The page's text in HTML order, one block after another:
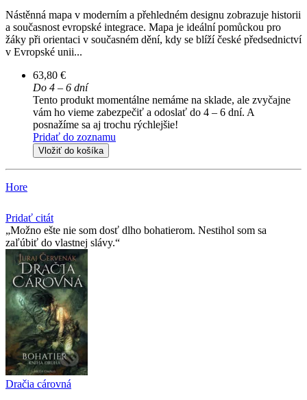
Nástěnná mapa v moderním a přehledném designu zobrazuje historii
a současnost evropské integrace. Mapa je ideální pomůckou pro
žáky při orientaci v současném dění, kdy se blíží české předsednictví
v Evropské unii...
63,80 €
Do 4 – 6 dní
Tento produkt momentálne nemáme na sklade, ale zvyčajne
vám ho vieme zabezpečiť a odoslať do 4 – 6 dní. A
posnažíme sa aj trochu rýchlejšie!
Pridať do zoznamu
Vložiť do košíka
Hore
Pridať citát
Možno ešte nie som dosť dlho bohatierom. Nestihol som sa
zaľúbiť do vlastnej slávy.
Dračia cárovná